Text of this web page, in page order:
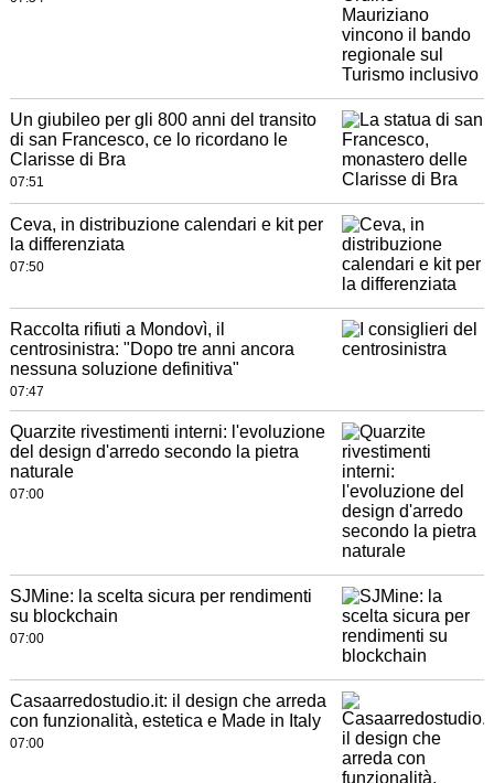
Un giubileo per gli 800 anni del transito
di san Francesco, ce lo ricordano le
Clarisse di Bra
07:51
Ceva, in distribuzione calendari e kit per
la differenziata
07:50
Raccolta rifiuti a Mondovì, il
centrosinistra: "Dopo tre anni ancora
nessuna soluzione definitiva"
07:47
Quarzite rivestimenti interni: l'evoluzione
del design d'arredo secondo la pietra
naturale
07:00
SJMine: la scelta sicura per rendimenti
su blockchain
07:00
Casaarredostudio.it: il design che arreda
con funzionalità, estetica e Made in Italy
07:00